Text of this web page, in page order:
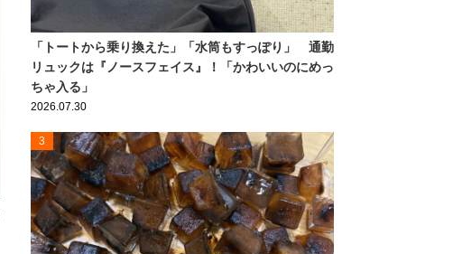
「トートから乗り換えた」「水筒もすっぽり」 通勤
リュックは『ノースフェイス』！「かわいいのにめっ
ちゃ入る」
2026.07.30
3